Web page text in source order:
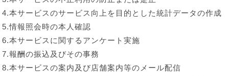
4.本サービスのサービス向上を目的とした統計データの作成
5.情報照会時の本人確認
6.本サービスに関するアンケート実施
7.報酬の振込及びその事務
8.本サービスの案内及び店舗案内等のメール配信